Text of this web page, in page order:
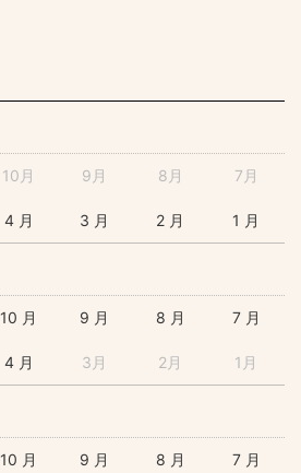
10月 9月 8月 7月
4 月 3 月 2 月 1 月
10 月 9 月 8 月 7 月
4 月 3月 2月 1月
10 月 9 月 8 月 7 月